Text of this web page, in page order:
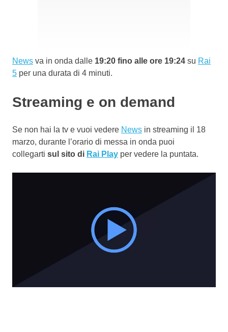
News va in onda dalle 19:20 fino alle ore 19:24 su Rai
5 per una durata di 4 minuti.
Streaming e on demand
Se non hai la tv e vuoi vedere News in streaming il 18
marzo, durante l’orario di messa in onda puoi
collegarti sul sito di Rai Play per vedere la puntata.